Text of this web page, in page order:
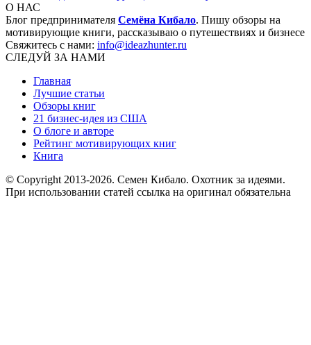
О НАС
Блог предпринимателя Семёна Кибало. Пишу обзоры на
мотивирующие книги, рассказываю о путешествиях и бизнесе
Свяжитесь с нами: info@ideazhunter.ru
СЛЕДУЙ ЗА НАМИ
Главная
Лучшие статьи
Обзоры книг
21 бизнес-идея из США
О блоге и авторе
Рейтинг мотивирующих книг
Книга
© Copyright 2013-2026. Семен Кибало. Охотник за идеями.
При использовании статей ссылка на оригинал обязательна